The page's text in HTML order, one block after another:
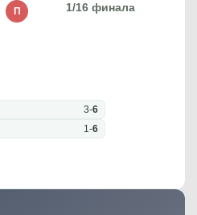
1/16 финала
П
3-6
1-6